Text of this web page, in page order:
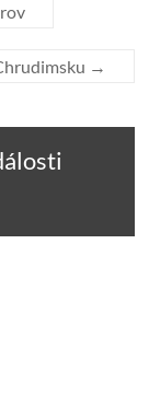
→